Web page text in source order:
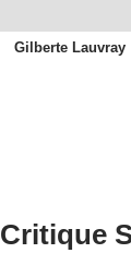
Gilberte Lauvray
Critique